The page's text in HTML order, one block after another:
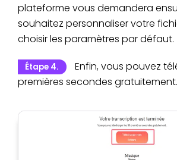
plateforme vous demandera
souhaitez personnaliser votre
choisir les paramètres par défaut.
Étape 4.
Enfin, vous pouvez
premières secondes gratuitement.